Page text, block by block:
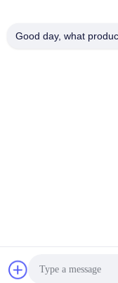
टेलीफोन
Good day, what